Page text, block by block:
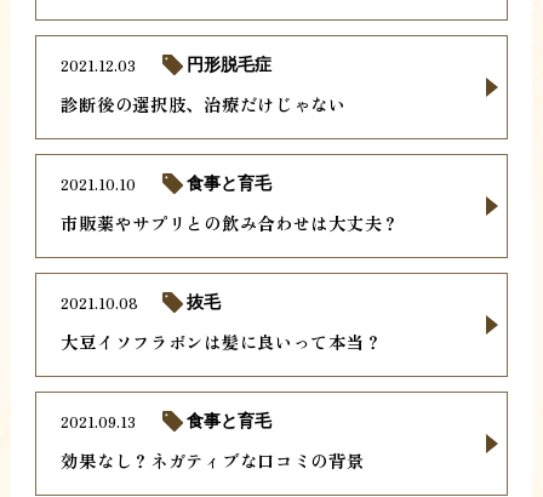
診断後の選択肢、治療だけじゃない
2021.12.03 円形脱毛症
市販薬やサプリとの飲み合わせは大丈夫？
2021.10.10 食事と育毛
大豆イソフラボンは髪に良いって本当？
2021.10.08 抜毛
効果なし？ネガティブな口コミの背景
2021.09.13 食事と育毛